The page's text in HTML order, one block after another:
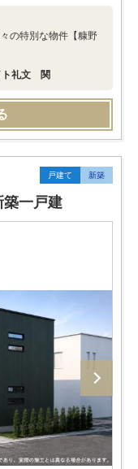
の特別な物件【糠野
ト礼文 関
戸建て 新築
築一戸建